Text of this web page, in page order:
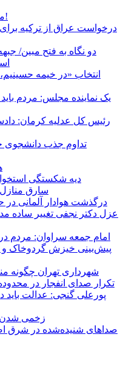
مراقب حواشی «سلول درمانی» باشید!
درخواست عراق از ترکیه
دو نگاه به فتح مبین/
انتخاب «در خیمه
یک نماینده مجلس: مردم
رئیس کل عدلیه کرمان:
تداوم جذب دانشجوی
دیه شکستگی استخوان امسال به
۲ سارق
درگذشت هوادار آلمانی در
عزل دکتر نجفی تغییر ساده
امام جمعه سراوان: مردم
پیش‌بینی خیزش گردوخاک و
شهرداری تهران چگونه
تکرار صدای انفجار در
پورعلی گنجی: عدالت باید
زخمی شدن ۳ نظامی صهیونیست در جنوب لبنان
صداهای شنیده‌شده در شرق